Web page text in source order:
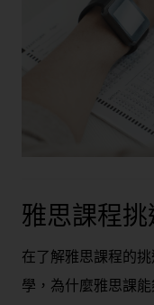
雅思課程挑
在了解雅思課程的
學，為什麼雅思課